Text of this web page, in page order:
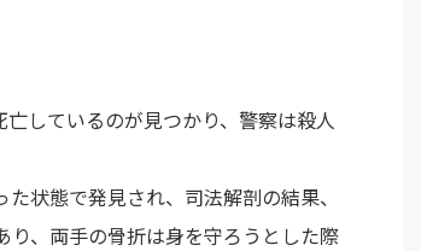
しているのが見つかり、警察は殺人
状態で発見され、司法解剖の結果、
、両手の骨折は身を守ろうとした際